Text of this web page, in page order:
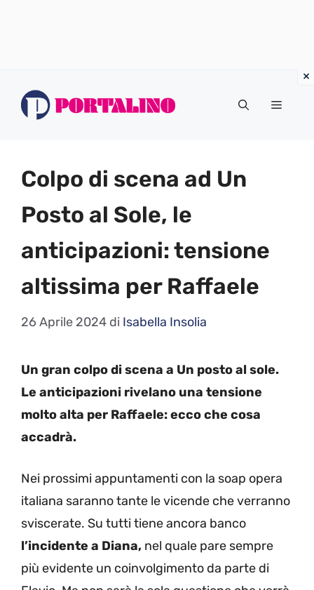
Menu
Colpo di scena ad Un
Posto al Sole, le
anticipazioni: tensione
altissima per Raffaele
26 Aprile 2024 di Isabella Insolia
Un gran colpo di scena a Un posto al sole.
Le anticipazioni rivelano una tensione
molto alta per Raffaele: ecco che cosa
accadrà.
Nei prossimi appuntamenti con la soap opera
italiana saranno tante le vicende che verranno
sviscerate. Su tutti tiene ancora banco
l’incidente a Diana, nel quale pare sempre
più evidente un coinvolgimento da parte di